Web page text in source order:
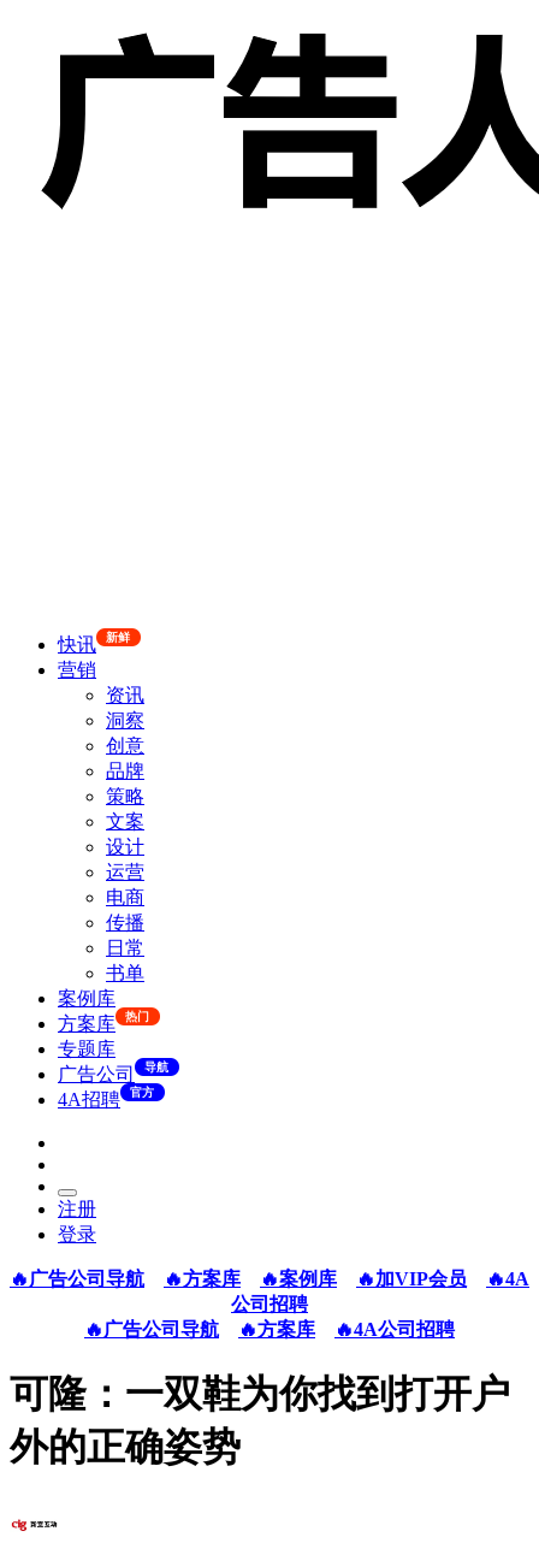
快讯 新鲜
营销
资讯
洞察
创意
品牌
策略
文案
设计
运营
电商
传播
日常
书单
案例库
方案库
热门
专题库
广告公司
导航
4A招聘 官方
注册
登录
🔥广告公司导航 🔥方案库 🔥案例库 🔥加VIP会员
🔥4A
公司招聘
🔥广告公司导航
🔥方案库 🔥4A公司招聘
可隆：一双鞋为你找到打开户
外的正确姿势